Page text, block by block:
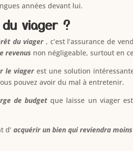
années devant lui.
viager ?
du viager, c’est l’assurance de
revenus non négligeable, surtout en
le viagerest une solution
pouvez avoir du mal à entretenir.
de budgetque laisse un viager
d’acquérir un bien qui reviendra